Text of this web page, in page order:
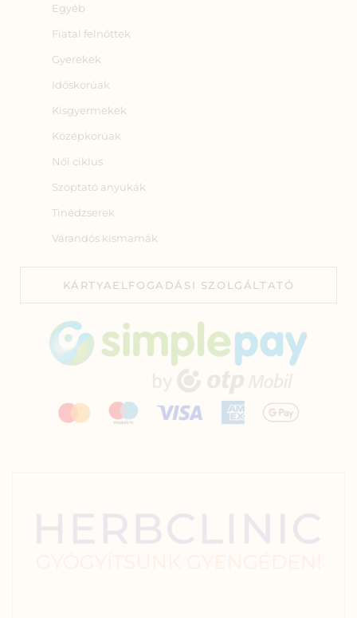
Egyéb
Fiatal felnőttek
Gyerekek
Időskorúak
Kisgyermekek
Középkorúak
Női ciklus
Szoptató anyukák
Tinédzserek
Várandós kismamák
KÁRTYAELFOGADÁSI SZOLGÁLTATÓ